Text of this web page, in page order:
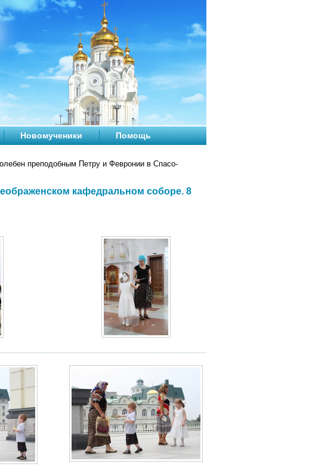
Новомученики Помощь
преподобным Петру и Февронии в Спасо-
кафедральном соборе. 8